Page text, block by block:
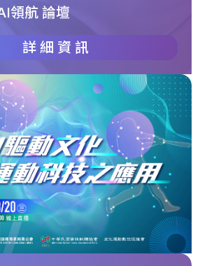
領航 論壇
詳細資訊